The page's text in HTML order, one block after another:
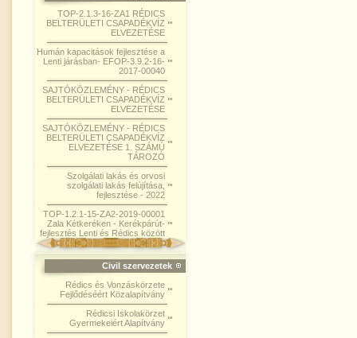
TOP-2.1.3-16-ZA1 RÉDICS
BELTERÜLETI CSAPADÉKVÍZ
ELVEZETÉSE
Humán kapacitások fejlesztése a
Lenti járásban- EFOP-3.9.2-16-
2017-00040
SAJTÓKÖZLEMÉNY - RÉDICS
BELTERÜLETI CSAPADÉKVÍZ
ELVEZETÉSE
SAJTÓKÖZLEMÉNY - RÉDICS
BELTERÜLETI CSAPADÉKVÍZ
ELVEZETÉSE 1. SZÁMÚ
TÁROZÓ
Szolgálati lakás és orvosi
szolgálati lakás felújítása,
fejlesztése - 2022
TOP-1.2.1-15-ZA2-2019-00001
Zala Kétkeréken - Kerékpárút-
fejlesztés Lenti és Rédics között
Civil szervezetek
Rédics és Vonzáskörzete
Fejlődéséért Közalapítvány
Rédicsi Iskolakörzet
Gyermekeiért Alapítvány